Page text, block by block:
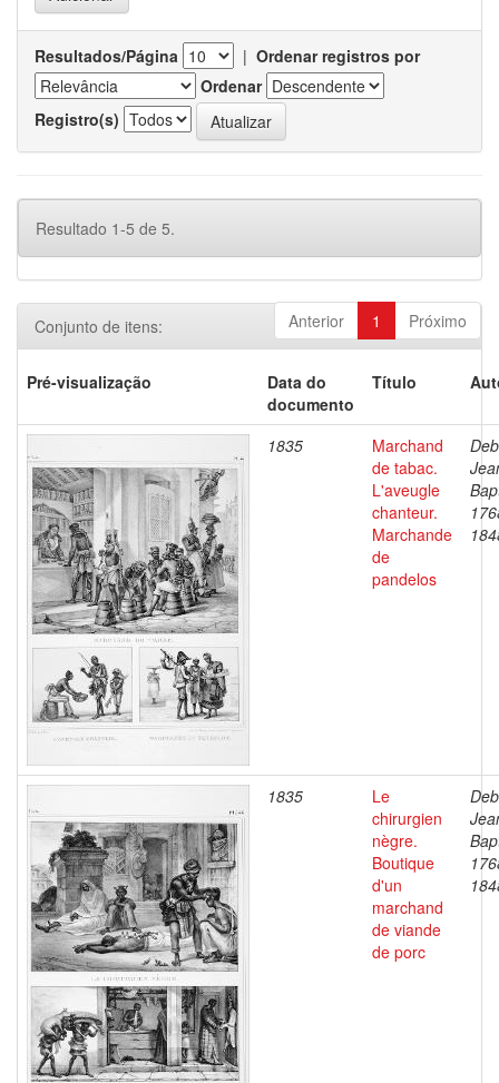
Resultados/Página | Ordenar registros por
Ordenar
Registro(s)
Resultado 1-5 de 5.
Anterior 1 Próximo
Conjunto de itens:
Pré-visualização
Data do
documento
Título
1835
Marchand
de tabac.
L'aveugle
chanteur.
Marchande
de
pandelos
1835
Le
chirurgien
nègre.
Boutique
d'un
marchand
de viande
de porc